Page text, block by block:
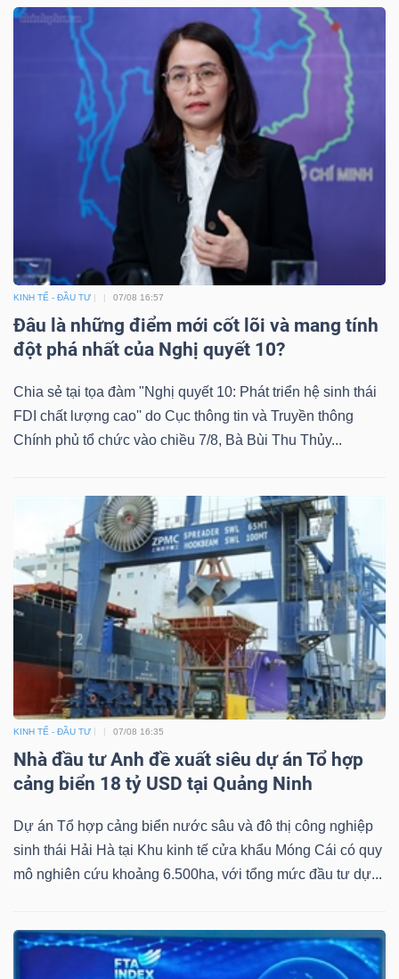
KINH TẾ - ĐẦU TƯ 07/08 16:57
Đâu là những điểm mới cốt lõi và mang tính
đột phá nhất của Nghị quyết 10?
Chia sẻ tại tọa đàm "Nghị quyết 10: Phát triển hệ sinh thái
FDI chất lượng cao'' do Cục thông tin và Truyền thông
Chính phủ tổ chức vào chiều 7/8, Bà Bùi Thu Thủy...
KINH TẾ - ĐẦU TƯ 07/08 16:35
Nhà đầu tư Anh đề xuất siêu dự án Tổ hợp
cảng biển 18 tỷ USD tại Quảng Ninh
Dự án Tổ hợp cảng biển nước sâu và đô thị công nghiệp
sinh thái Hải Hà tại Khu kinh tế cửa khẩu Móng Cái có quy
mô nghiên cứu khoảng 6.500ha, với tổng mức đầu tư dự...